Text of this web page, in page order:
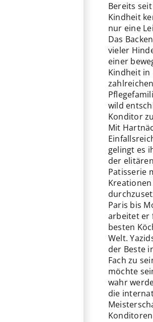
Bereits
Kindheit
nur eine
Das
vieler
einer
Kindheit in
zahlreichen
wild
Konditor
Mit
gelingt es
der
Patisserie
Kreationen
Paris bis
arbeitet er
besten
Welt.
der Beste
Fach zu
möchte
wahr
die